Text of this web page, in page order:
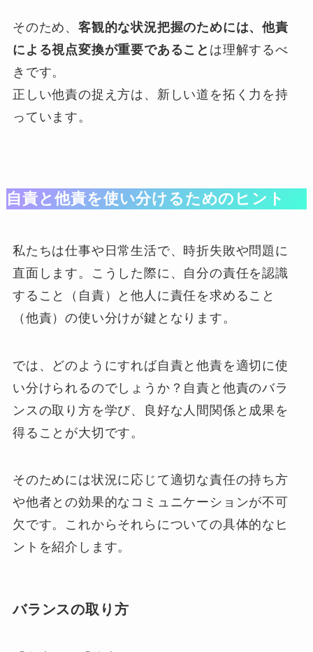
そのため、 客観的な状況把握のためには、他責
による視点変換が重要であること は理解するべ
きです。
正しい他責の捉え方は、新しい道を拓く力を持
っています。
自責と他責を使い分けるためのヒント
私たちは仕事や日常生活で、時折失敗や問題に
直面します。こうした際に、自分の責任を認識
すること（自責）と他人に責任を求めること
（他責）の使い分けが鍵となります。
では、どのようにすれば自責と他責を適切に使
い分けられるのでしょうか？自責と他責のバラ
ンスの取り方を学び、良好な人間関係と成果を
得ることが大切です。
そのためには状況に応じて適切な責任の持ち方
や他者との効果的なコミュニケーションが不可
欠です。これからそれらについての具体的なヒ
ントを紹介します。
バランスの取り方